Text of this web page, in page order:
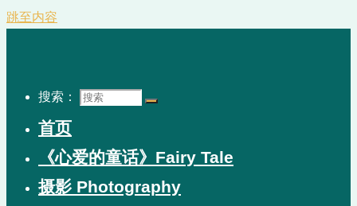
跳至内容
搜索：
首页
《心爱的童话》Fairy Tale
摄影 Photography